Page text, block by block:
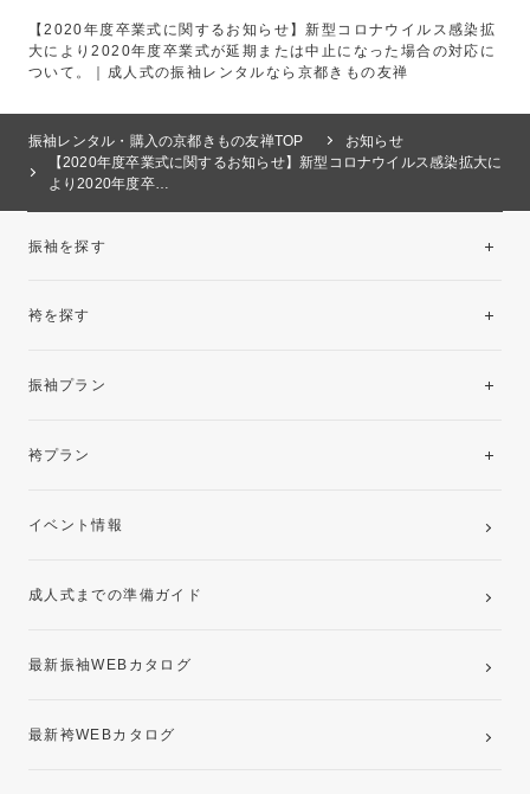
【2020年度卒業式に関するお知らせ】新型コロナウイルス感染拡
大により2020年度卒業式が延期または中止になった場合の対応に
ついて。｜成人式の振袖レンタルなら京都きもの友禅
振袖レンタル・購入の京都きもの友禅TOP
お知らせ
【2020年度卒業式に関するお知らせ】新型コロナウイルス感染拡大に
より2020年度卒…
振袖を探す
袴を探す
振袖プラン
レンタルプラン
袴プラン
卒業袴レンタルプラン
イベント情報
成人式までの準備ガイド
最新振袖WEBカタログ
最新袴WEBカタログ